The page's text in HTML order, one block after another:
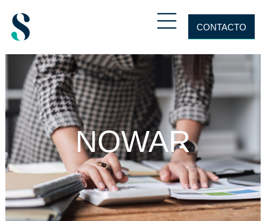
CONTACTO
NOWAR